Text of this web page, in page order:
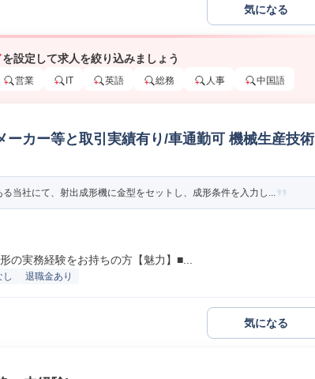
気になる
を設定して求人を絞り込みましょう
営業 IT 英語 総務 人事 中国語
ーカー等と取引実績有り/車通勤可 機械生産技術
当社にて、射出成形機に金型をセットし、成形条件を入力し...
の実務経験をお持ちの方【魅力】■...
し 退職金あり
気になる